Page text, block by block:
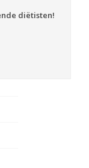
diëtisten!